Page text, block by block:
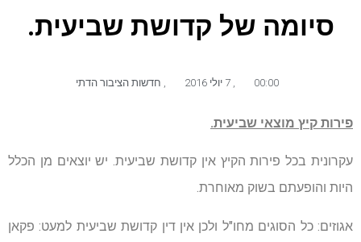
סיומה של קדושת שביעית.
00:00
,
, חדשות הציבור הדתי
פירות קיץ מוצאי שביעית.
עקרונית בכל פירות הקיץ אין קדושת שביעית. יש יוצאים מן הכלל
היות והופעתם בשוק מאוחרת.
אגוזים: כל הסוגים מחו"ל ולכן אין דין קדושת שביעית למעט: פקאן